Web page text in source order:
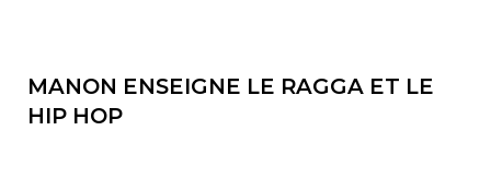
MANON ENSEIGNE LE RAGGA ET LE
HIP HOP